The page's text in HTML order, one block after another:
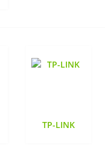
TP-LINK